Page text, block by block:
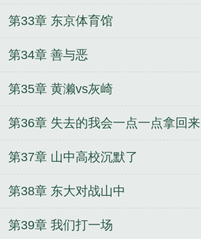
第33章 东京体育馆
第34章 善与恶
第35章 黄濑vs灰崎
第36章 失去的我会一点一点拿回来
第37章 山中高校沉默了
第38章 东大对战山中
第39章 我们打一场